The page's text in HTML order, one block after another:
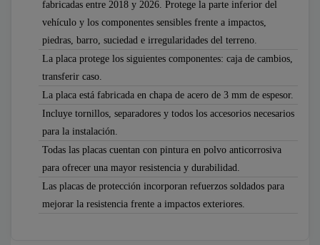
fabricadas entre 2018 y 2026. Protege la parte inferior del
vehículo y los componentes sensibles frente a impactos,
piedras, barro, suciedad e irregularidades del terreno.
La placa protege los siguientes componentes: caja de cambios,
transferir caso.
La placa está fabricada en chapa de acero de 3 mm de espesor.
Incluye tornillos, separadores y todos los accesorios necesarios
para la instalación.
Todas las placas cuentan con pintura en polvo anticorrosiva
para ofrecer una mayor resistencia y durabilidad.
Las placas de protección incorporan refuerzos soldados para
mejorar la resistencia frente a impactos exteriores.